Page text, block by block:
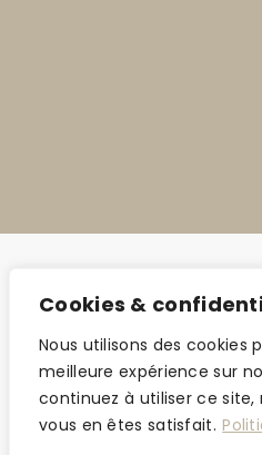
Cookies &
Nous utilisons des cookies
meilleure expérience sur
continuez à utiliser ce site,
vous en êtes satisfait.
©2024 amar-avocat.com |Mentions